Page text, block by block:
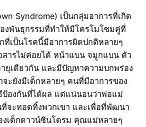
Syndrome) เป็นกลุ่มอาการที่เกิด
งพันธุกรรมที่ทำให้มีโครโมโซมคู่ที่
ที่เป็นโรคนี้มีอาการผิดปกติหลายๆ
สารไม่ค่อยได้ หน้าแบน จมูกแบน ตัว
ยุเดียวกัน และมีปัญหาความบกพร่อง
ะยังมีเด็กหลายๆ คนที่มีอาการของ
ป้องกันที่ได้ผล แต่แน่นอนว่าพ่อแม่
จะทอดทิ้งพวกเขา และเพื่อที่พัฒนา
งเด็กดาวน์ซินโดรม คุณแม่หลายๆ